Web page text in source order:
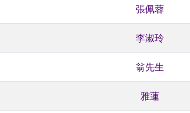
張佩蓉
李淑玲
翁先生
雅蓮